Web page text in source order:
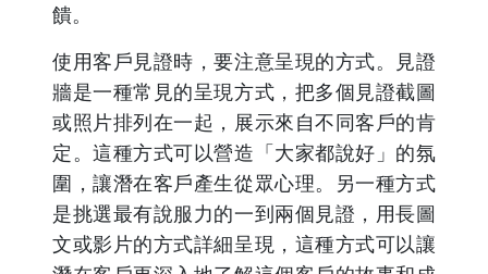
饋。
使用客戶見證時，要注意呈現的方式。見證
牆是一種常見的呈現方式，把多個見證截圖
或照片排列在一起，展示來自不同客戶的肯
定。這種方式可以營造「大家都說好」的氛
圍，讓潛在客戶產生從眾心理。另一種方式
是挑選最有說服力的一到兩個見證，用長圖
文或影片的方式詳細呈現，這種方式可以讓